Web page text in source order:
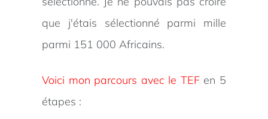
que j'étais sélectionné parmi mille
parmi 151 000 Africains.
Voici mon parcours avec le TEF en 5
étapes :